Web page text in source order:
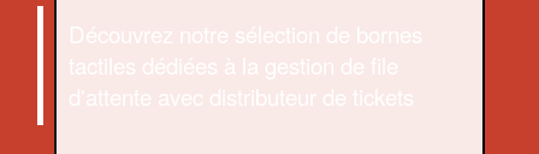
Découvrez notre sélection de bornes
tactiles dédiées à la gestion de file
d'attente avec distributeur de tickets